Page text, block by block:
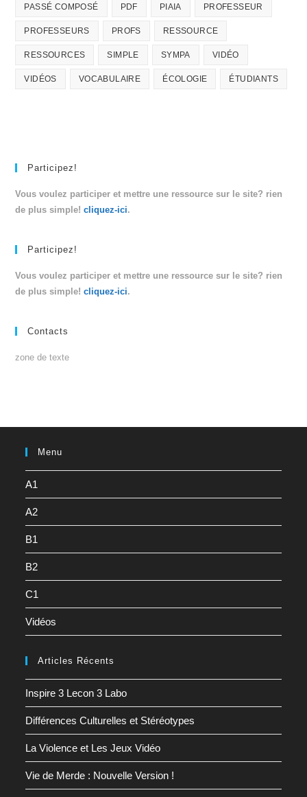
PASSÉ COMPOSÉ PDF PIAIA PROFESSEUR
PROFESSEURS PROFS RESSOURCE
RESSOURCES SIMPLE SYMPA VIDÉO
VIDÉOS VOCABULAIRE ÉCOLOGIE ÉTUDIANTS
Participez!
Vous voulez participer et mettre une ressource sur le site? rien
de plus simple!cliquez-ici.
Participez!
Vous voulez participer et mettre une ressource sur le site? rien
de plus simple!cliquez-ici.
Contacts
zone de texte
Menu
A1
A2
B1
B2
C1
Vidéos
Articles Récents
Inspire 3 Lecon 3 Labo
Différences Culturelles et Stéréotypes
La Violence et Les Jeux Vidéo
Vie de Merde : Nouvelle Version !